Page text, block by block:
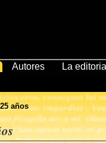
Autores La
años